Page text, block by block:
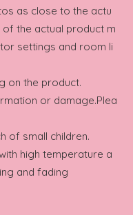
as close to the actu
the actual product m
settings and room li
on the product.
or damage.Plea
of small children.
high temperature a
and fading